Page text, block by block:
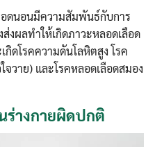
ดนอนมีความสัมพันธ์กับการ
งผลทำให้เกิดภาวะหลอดเลือด
กิดโรคความดันโลหิตสูง โรค
วาย) และโรคหลอดเลือดสมอง
ร่างกายผิดปกติ